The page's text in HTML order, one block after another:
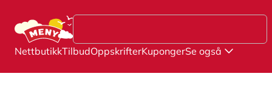
NettbutikkTilbudOppskrifterKupongerSe også